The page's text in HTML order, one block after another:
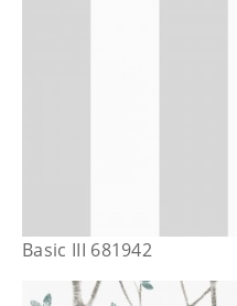
Basic III 681942